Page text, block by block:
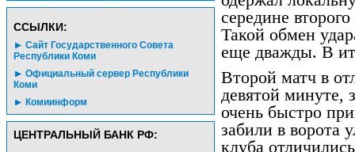
CСЫЛКИ:
Сайт Государственного Совета
Республики Коми
Официальный сервер Республики
Коми
Комиинформ
ЦЕНТРАЛЬНЫЙ БАНК РФ:
середине
Такой обмен
еще дважды. В
Второй матч в
девятой минуте,
очень быстро
забили в ворота
клуба